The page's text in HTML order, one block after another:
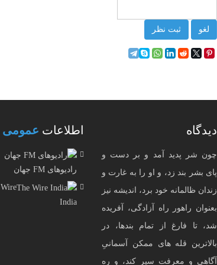
لغو ثبت نظر
دیدگاه
چون شر پدید آمد و بر دست و
پای بشر بند زد، و او را به غارت و
زندان ظالمانه خود برد، اندیشه نیز
بعنوان راهور راه آزادگی، آفریده
شد، تا فارغ از تمام بندها، در
بالاترین قله های ممکن آسمانیِ
آگاهی و معرفت سیر کند، و ره
اطلاعات عمومی
رادیوهای FM جهان
India